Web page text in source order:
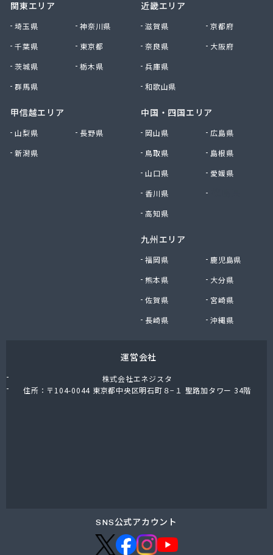
石黒商事株式会社 多治見・可児営業所
千賀石油株式会社
川地商店
泉北ガス株式会社
足立商店
村山プロパン
大一石油株式会社本社
大屋商店有限会社
大垣ガス株式会社 岐阜営業所
大陽日酸エネルギー株式会社 岐阜支店本巣出張所
大陽日酸エネルギー中部株式会社 東濃支店
中島米穀株式会社 本社
中濃ガス
土岐ガス株式会社
関東エリア
埼玉県
神奈川県
千葉県
東京都
茨城県
栃木県
群馬県
甲信越エリア
山梨県
長野県
新潟県
近畿エリア
滋賀県
京都府
奈良県
大阪府
兵庫県
和歌山県
中国・四国エリア
岡山県
広島県
鳥取県
島根県
山口県
愛媛県
香川県
高知県
九州エリア
福岡県
鹿児島県
熊本県
大分県
佐賀県
宮崎県
長崎県
沖縄県
運営会社
株式会社エネジスタ
住所：〒104-0044 東京都中央区明石町８−１ 聖路加タワー 34階
SNS公式アカウント